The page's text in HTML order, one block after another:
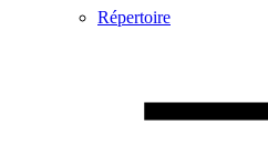
Répertoire